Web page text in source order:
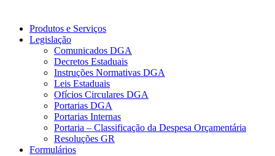
Produtos e Serviços
Legislação
Comunicados DGA
Decretos Estaduais
Instruções Normativas DGA
Leis Estaduais
Ofícios Circulares DGA
Portarias DGA
Portarias Internas
Portaria – Classificação da Despesa Orçamentária
Resoluções GR
Formulários